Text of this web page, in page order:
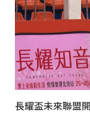
長耀盃未來聯盟